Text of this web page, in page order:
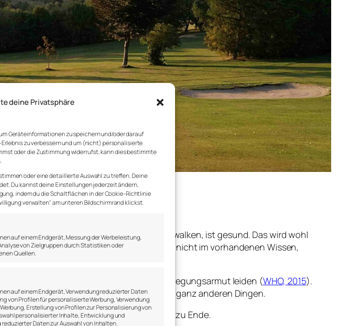
deine Privatsphäre
Geräteinformationen zu speichern und/oder darauf
zu verbessern und um (nicht) personalisierte
oder die Zustimmung widerrufst, kann dies bestimmte
oder eine detaillierte Auswahl zu treffen. Deine
Du kannst deine Einstellungen jederzeit ändern,
indem du die Schaltflächen in der Cookie-Richtlinie
verwalten" am unteren Bildschirmrand klickst.
auf einem Endgerät, Messung der Werbeleistung,
von Zielgruppen durch Statistiken oder
Quellen.
auf einem Endgerät, Verwendung reduzierter Daten
von Profilen für personalisierte Werbung, Verwendung
Erstellung von Profilen zur Personalisierung von
personalisierter Inhalte, Entwicklung und
Daten zur Auswahl von Inhalten.
ob nun wandern, laufen oder walken, ist gesund. Das wird wohl
Die größten Unterschiede liegen nicht im vorhandenen Wissen,
Ländern, wo viele Menschen an Bewegungsarmut leiden (WHO, 2015).
die sich sehr wenig bewegen, leiden an ganz anderen Dingen.
Und die Liste ist noch nicht zu Ende.